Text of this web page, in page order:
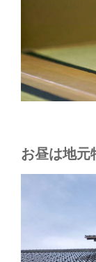
お昼は地元